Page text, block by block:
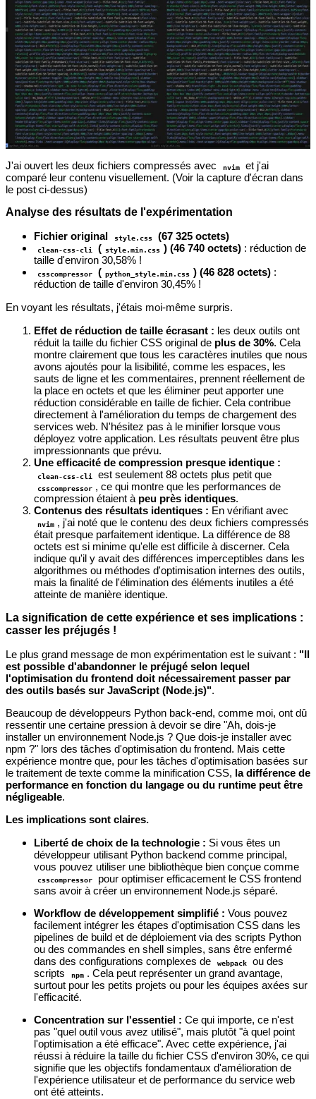
J'ai ouvert les deux fichiers compressés avec nvim
et j'ai
comparé leur contenu visuellement. (Voir la capture d'écran dans
le post ci-dessus)
Analyse des résultats de l'expérimentation
Fichier original
style.css (67 325 octets)
clean-css-cli ( style.min.css ) (46 740 octets): réduction de
taille d'environ 30,58% !
csscompressor ( python_style.min.css ) (46 828 octets):
réduction de taille d'environ 30,45% !
En voyant les résultats, j'étais moi-même surpris.
Effet de réduction de taille écrasant : les deux outils ont
réduit la taille du fichier CSS original de plus de 30%. Cela
montre clairement que tous les caractères inutiles que nous
avons ajoutés pour la lisibilité, comme les espaces, les
sauts de ligne et les commentaires, prennent réellement de
la place en octets et que les éliminer peut apporter une
réduction considérable en taille de fichier. Cela contribue
directement à l'amélioration du temps de chargement des
services web. N'hésitez pas à le minifier lorsque vous
déployez votre application. Les résultats peuvent être plus
impressionnants que prévu.
Une efficacité de compression presque identique :
clean-css-cli est seulement 88 octets plus petit que
csscompressor , ce qui montre que les performances de
compression étaient à peu près identiques.
Contenus des résultats identiques : En vérifiant avec
nvim , j'ai noté que le contenu des deux fichiers compressés
était presque parfaitement identique. La différence de 88
octets est si minime qu'elle est difficile à discerner. Cela
indique qu'il y avait des différences imperceptibles dans les
algorithmes ou méthodes d'optimisation internes des outils,
mais la finalité de l'élimination des éléments inutiles a été
atteinte de manière identique.
La signification de cette expérience et ses implications :
casser les préjugés !
Le plus grand message de mon expérimentation est le suivant : "Il
est possible d'abandonner le préjugé selon lequel
l'optimisation du frontend doit nécessairement passer par
des outils basés sur JavaScript (Node.js)".
Beaucoup de développeurs Python back-end, comme moi, ont dû
ressentir une certaine pression à devoir se dire "Ah, dois-je
installer un environnement Node.js ? Que dois-je installer avec
npm ?" lors des tâches d'optimisation du frontend. Mais cette
expérience montre que, pour les tâches d'optimisation basées sur
le traitement de texte comme la minification CSS, la différence de
performance en fonction du langage ou du runtime peut être
négligeable.
Les implications sont claires.
Liberté de choix de la technologie : Si vous êtes un
développeur utilisant Python backend comme principal,
vous pouvez utiliser une bibliothèque bien conçue comme
csscompressor
pour optimiser efficacement le CSS frontend
sans avoir à créer un environnement Node.js séparé.
Workflow de développement simplifié : Vous pouvez
facilement intégrer les étapes d'optimisation CSS dans les
pipelines de build et de déploiement via des scripts Python
ou des commandes en shell simples, sans être enfermé
dans des configurations complexes de
webpack
ou des
scripts
npm . Cela peut représenter un grand avantage,
surtout pour les petits projets ou pour les équipes axées sur
l'efficacité.
Concentration sur l'essentiel : Ce qui importe, ce n'est
pas "quel outil vous avez utilisé", mais plutôt "à quel point
l'optimisation a été efficace". Avec cette expérience, j'ai
réussi à réduire la taille du fichier CSS d'environ 30%, ce qui
signifie que les objectifs fondamentaux d'amélioration de
l'expérience utilisateur et de performance du service web
ont été atteints.